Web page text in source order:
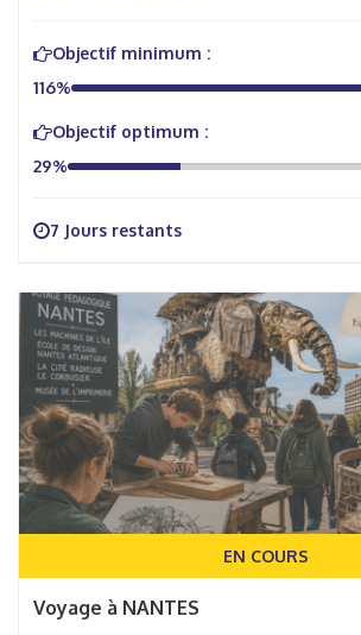
Objectif minimum :
116%
Objectif optimum :
29%
7 Jours restants
EN COURS
Voyage à NANTES